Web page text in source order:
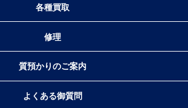
各種買取
修理
質預かりのご案内
よくある御質問